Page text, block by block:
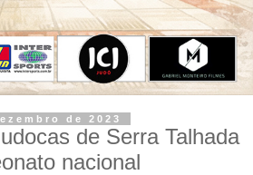
de 2023
de Serra Talhada
nacional